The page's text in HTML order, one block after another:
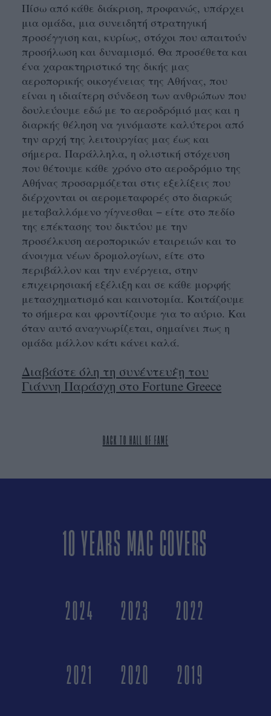
Πίσω από κάθε διάκριση, προφανώς, υπάρχει
μια ομάδα, μια συνειδητή στρατηγική
προσέγγιση και, κυρίως, στόχοι που απαιτούν
προσήλωση και δυναμισμό. Θα προσέθετα και
ένα χαρακτηριστικό της δικής μας
αεροπορικής οικογένειας της Αθήνας, που
είναι η ιδιαίτερη σύνδεση των ανθρώπων που
δουλεύουμε εδώ με το αεροδρόμιό μας και η
διαρκής θέληση να γινόμαστε καλύτεροι από
την αρχή της λειτουργίας μας έως και
σήμερα. Παράλληλα, η ολιστική στόχευση
που θέτουμε κάθε χρόνο στο αεροδρόμιο της
Αθήνας προσαρμόζεται στις εξελίξεις που
διέρχονται οι αερομεταφορές στο διαρκώς
μεταβαλλόμενο γίγνεσθαι − είτε στο πεδίο
της επέκτασης του δικτύου με την
προσέλκυση αεροπορικών εταιρειών και το
άνοιγμα νέων δρομολογίων, είτε στο
περιβάλλον και την ενέργεια, στην
επιχειρησιακή εξέλιξη και σε κάθε μορφής
μετασχηματισμό και καινοτομία. Κοιτάζουμε
το σήμερα και φροντίζουμε για το αύριο. Και
όταν αυτό αναγνωρίζεται, σημαίνει πως η
ομάδα μάλλον κάτι κάνει καλά.
Διαβάστε όλη τη συνέντευξη του
Γιάννη Παράσχη στο Fortune Greece
ΒACK TO HALL OF FAME
10 YEARS MAC COVERS
2024 2023
2022
2021
2020 2019